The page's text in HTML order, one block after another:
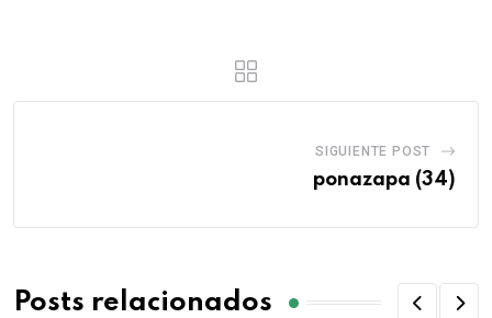
SIGUIENTE POST
ponazapa (34)
Posts relacionados